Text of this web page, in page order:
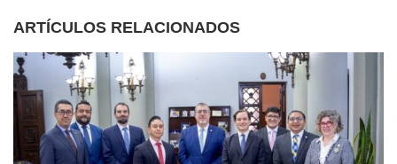
ARTÍCULOS RELACIONADOS